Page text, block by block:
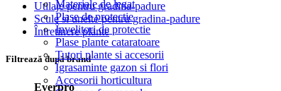
Materiale de legat
Plase de protectie
Învelitori de protectie
Plase plante cataratoare
Tutori plante si accesorii
Îgrasaminte gazon si flori
Accesorii horticultura
Utilaje pentru gradina-padure
Scule si unelte pentru gradina-padure
Întretinere plante
Filtrează după brand
Everpro